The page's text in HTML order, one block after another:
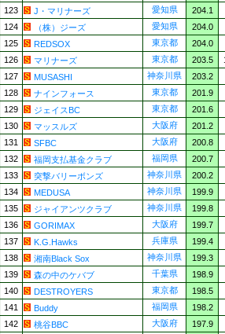
123
J・マリナーズ 愛知県
204.1
124
（株）ジーズ 愛知県
204.0
125
REDSOX 東京都
204.0
126
マリナーズ 東京都 203.5
127
MUSASHI 神奈川県
203.2
128
ナインフォース 東京都
201.9
129
ジェイスBC 東京都
201.6
130
マッスルズ 大阪府
201.2
131
SFBC 大阪府
200.8
132
福岡支払基金クラブ 福岡県
200.7
133
突撃バリーボンズ 神奈川県
200.2
134
MEDUSA 神奈川県
199.9
135
ジャイアンツクラブ 神奈川県
199.8
136
GORIMAX 大阪府
199.7
137
K.G.Hawks 兵庫県
199.4
138
湘南Black Sox 神奈川県
199.3
139
森の中のケバブ 千葉県
198.9
140
DESTROYERS 東京都
198.5
141
Buddy 福岡県
198.2
142
桃谷BBC 大阪府
197.9